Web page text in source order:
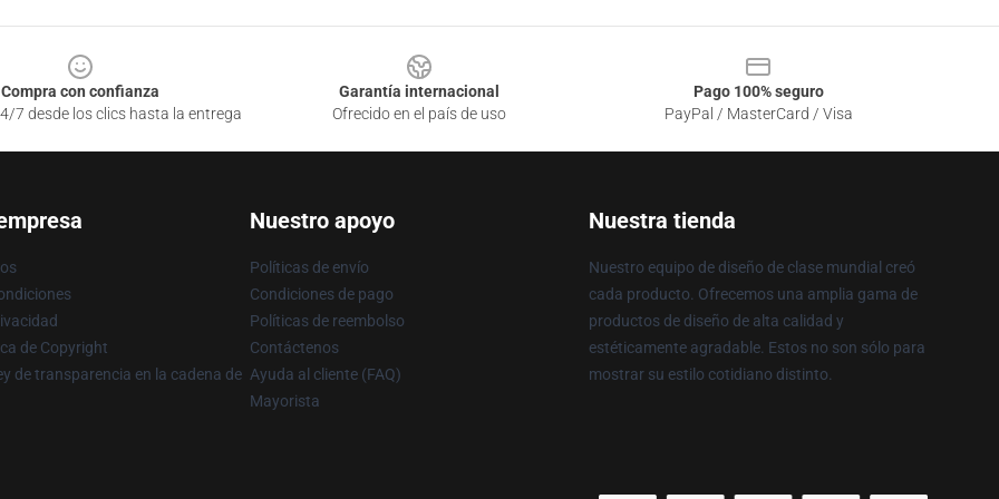
Compra con confianza
7 desde los clics hasta la entrega
Garantía internacional
Ofrecido en el país de uso
Pago 100% seguro
PayPal / MasterCard / Visa
de Copyright
de transparencia en la cadena de
Nuestro apoyo
Políticas de envío
Condiciones de pago
Políticas de reembolso
Contáctenos
Ayuda al cliente (FAQ)
Mayorista
Nuestra tienda
Nuestro equipo de diseño de clase mundial creó
cada producto. Ofrecemos una amplia gama de
productos de diseño de alta calidad y
estéticamente agradable. Estos no son sólo para
mostrar su estilo cotidiano distinto.